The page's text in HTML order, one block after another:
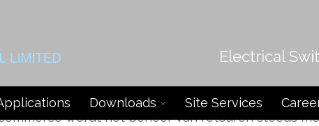
Electrical
Downloads Site Services
Retourenbeheer in de Digitale
wordt het beheer van retouren steeds